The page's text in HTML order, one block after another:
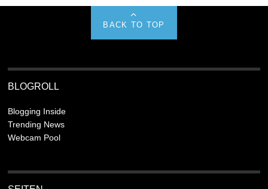
BACK TO TOP
BLOGROLL
Blogging Inside
Trending News
Webcam Pool